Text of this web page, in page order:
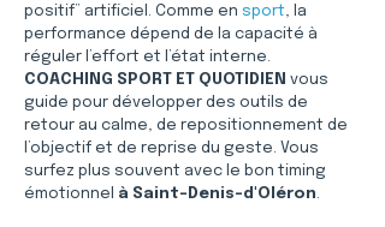
positif” artificiel. Comme en sport, la
performance dépend de la capacité à
réguler l’effort et l’état interne.
COACHING SPORT ET QUOTIDIEN vous
guide pour développer des outils de
retour au calme, de repositionnement de
l’objectif et de reprise du geste. Vous
surfez plus souvent avec le bon timing
émotionnel à Saint-Denis-d'Oléron.